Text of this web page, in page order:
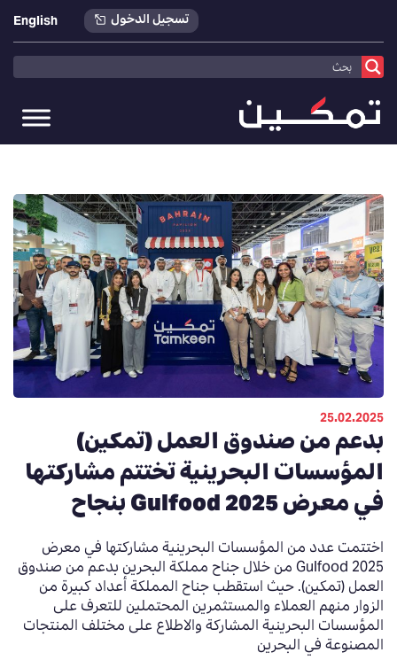
تسجيل الدخول English
تمكين>أخبارنا>
25.02.2025
بدعم من صندوق العمل (تمكين)
المؤسسات البحرينية تختتم مشاركتها
في معرض Gulfood 2025 بنجاح
اختتمت عدد من المؤسسات البحرينية مشاركتها في معرض
Gulfood 2025 من خلال جناح مملكة البحرين بدعم من صندوق
العمل (تمكين). حيث استقطب جناح المملكة أعداد كبيرة من
الزوار منهم العملاء والمستثمرين المحتملين للتعرف على
المؤسسات البحرينية المشاركة والاطلاع على مختلف المنتجات
المصنوعة في البحرين